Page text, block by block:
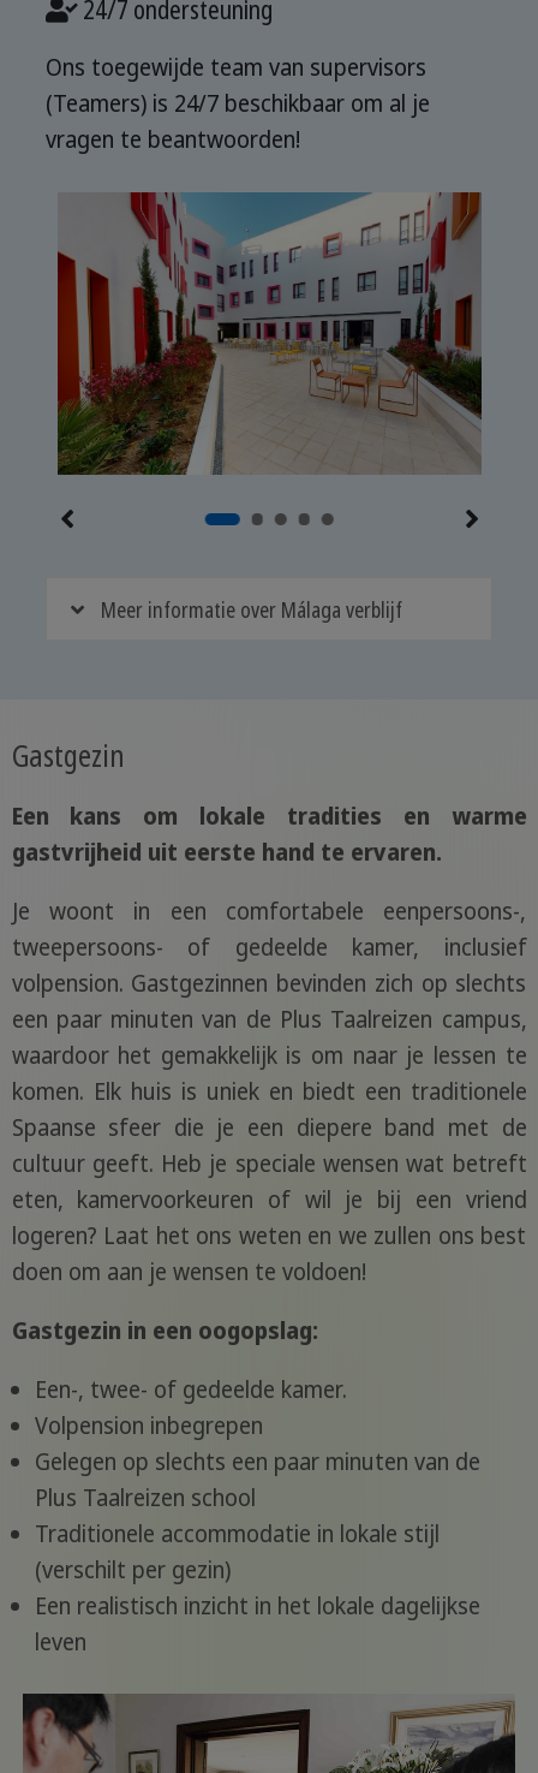
24/7 ondersteuning
Ons toegewijde team van supervisors
(Teamers) is 24/7 beschikbaar om al je
vragen te beantwoorden!
Meer informatie over Málaga verblijf
Gastgezin
Een kans om lokale tradities en warme
gastvrijheid uit eerste hand te ervaren.
Je woont in een comfortabele eenpersoons-,
tweepersoons- of gedeelde kamer, inclusief
volpension. Gastgezinnen bevinden zich op slechts
een paar minuten van de Plus Taalreizen campus,
waardoor het gemakkelijk is om naar je lessen te
komen. Elk huis is uniek en biedt een traditionele
Spaanse sfeer die je een diepere band met de
cultuur geeft. Heb je speciale wensen wat betreft
eten, kamervoorkeuren of wil je bij een vriend
logeren? Laat het ons weten en we zullen ons best
doen om aan je wensen te voldoen!
Gastgezin in een oogopslag:
Een-, twee- of gedeelde kamer.
Volpension inbegrepen
Gelegen op slechts een paar minuten van de
Plus Taalreizen school
Traditionele accommodatie in lokale stijl
(verschilt per gezin)
Een realistisch inzicht in het lokale dagelijkse
leven